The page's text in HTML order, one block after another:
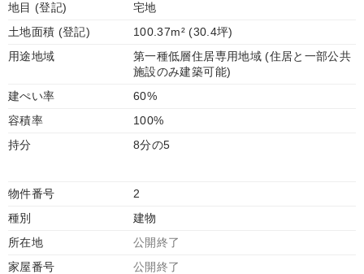
地目 (登記)
宅地
土地面積 (登記)
100.37m² (30.4坪)
用途地域
第一種低層住居専用地域 (住居と一部公共
施設のみ建築可能)
建ぺい率
60%
容積率
100%
持分
8分の5
物件番号
2
種別
建物
所在地
公開終了
家屋番号
公開終了